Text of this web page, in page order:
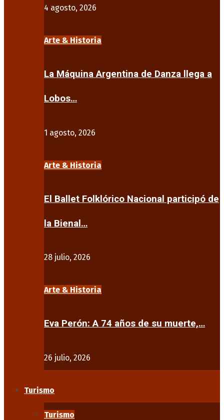
4 agosto, 2026
Arte & Historia
La Máquina Argentina de Danza llega a
Lobos…
1 agosto, 2026
Arte & Historia
El Ballet Folklórico Nacional participó de
la Bienal…
28 julio, 2026
Arte & Historia
Eva Perón: A 74 años de su muerte,…
26 julio, 2026
Turismo
Turismo